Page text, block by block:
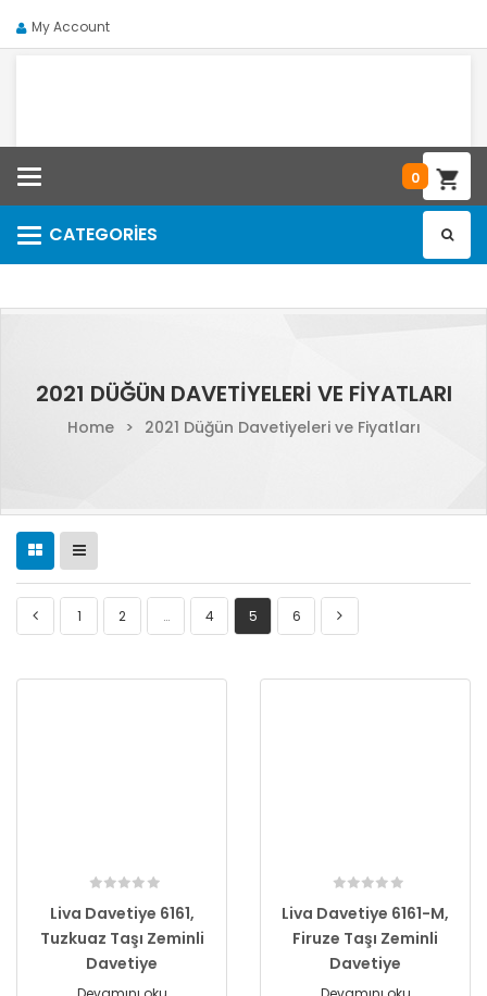
My Account
0
CATEGORIES
Categories
2021 DÜĞÜN DAVETIYELERI VE FIYATLARI
Home > 2021 Düğün Davetiyeleri ve Fiyatları
1 2 … 4 5 6
Liva Davetiye 6161,
Tuzkuaz Taşı Zeminli
Davetiye
Liva Davetiye 6161-M,
Firuze Taşı Zeminli
Davetiye